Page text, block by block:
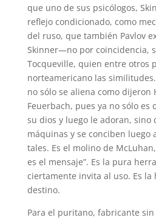
que uno de sus psicólogos,
reflejo condicionado, como
del ruso, que también Pavlov
Skinner—no por coincidencia,
Tocqueville, quien entre otros
norteamericano las
no sólo se aliena como dijeron
Feuerbach, pues ya no sólo es
su dios y luego le adoran, sino
máquinas y se conciben luego
tales. Es el molino de
es el mensaje”. Es la pura
ciertamente invita al uso. Es
destino.
Para el puritano, fabricante sin